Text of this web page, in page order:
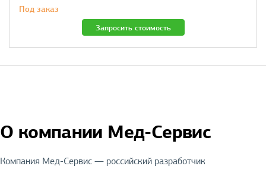
Под заказ
Запросить стоимость
О компании Мед-Сервис
Компания Мед-Сервис — российский разработчик